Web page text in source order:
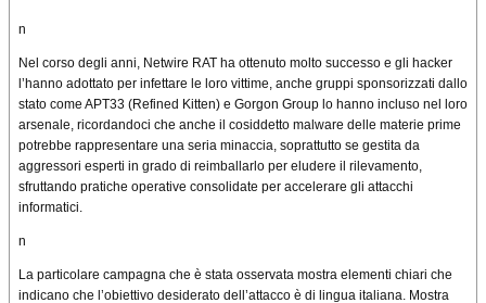
n
Nel corso degli anni, Netwire RAT ha ottenuto molto successo e gli hacker
l’hanno adottato per infettare le loro vittime, anche gruppi sponsorizzati dallo
stato come APT33 (Refined Kitten) e Gorgon Group lo hanno incluso nel loro
arsenale, ricordandoci che anche il cosiddetto malware delle materie prime
potrebbe rappresentare una seria minaccia, soprattutto se gestita da
aggressori esperti in grado di reimballarlo per eludere il rilevamento,
sfruttando pratiche operative consolidate per accelerare gli attacchi
informatici.
n
La particolare campagna che è stata osservata mostra elementi chiari che
indicano che l’obiettivo desiderato dell’attacco è di lingua italiana. Mostra